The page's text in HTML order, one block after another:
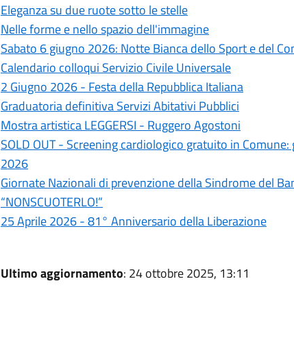
Eleganza su due ruote sotto le stelle
Nelle forme e nello spazio dell'immagine
Sabato 6 giugno 2026: Notte Bianca dello Sport e del
Calendario colloqui Servizio Civile Universale
2 Giugno 2026 - Festa della Repubblica Italiana
Graduatoria definitiva Servizi Abitativi Pubblici
Mostra artistica LEGGERSI - Ruggero Agostoni
SOLD OUT - Screening cardiologico gratuito in
2026
Giornate Nazionali di prevenzione della Sindrome del
“NONSCUOTERLO!”
25 Aprile 2026 - 81° Anniversario della Liberazione
Ultimo aggiornamento: 24 ottobre 2025, 13:11